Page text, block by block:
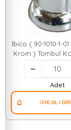
İbico ( 90-1010-1-
Krom ) Tombul
Ayak ( M10
)*10x10
Adet